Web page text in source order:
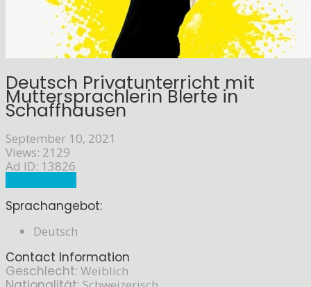
Deutsch Privatunterricht mit
Muttersprachlerin Blerte in
Schaffhausen
September 10, 2021
Views: 2129
Ad ID: 13826
Sprachangebot:
Deutsch
Contact Information
Geschlecht: Weiblich